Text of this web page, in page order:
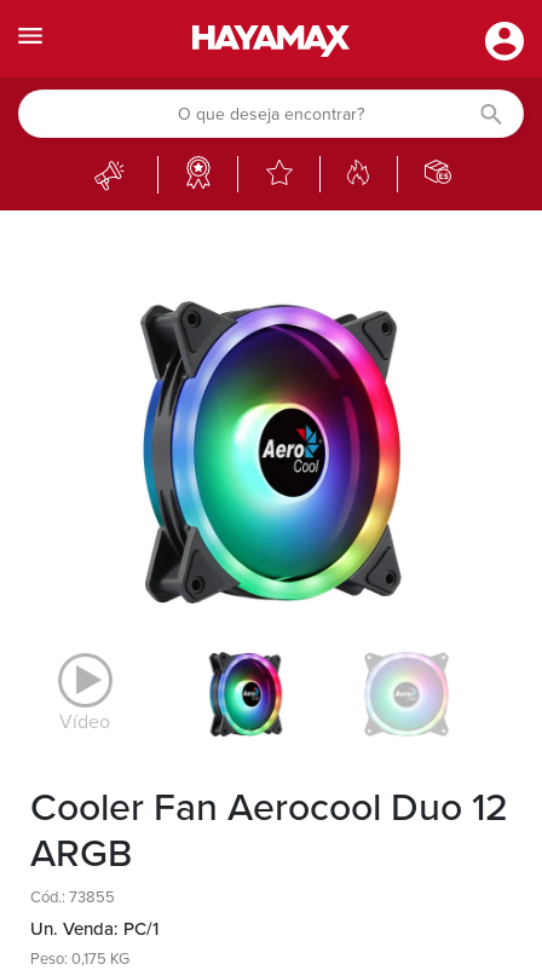
Vídeo
Cooler Fan Aerocool Duo 12
ARGB
Cód.: 73855
Un. Venda: PC/1
Peso: 0,175 KG